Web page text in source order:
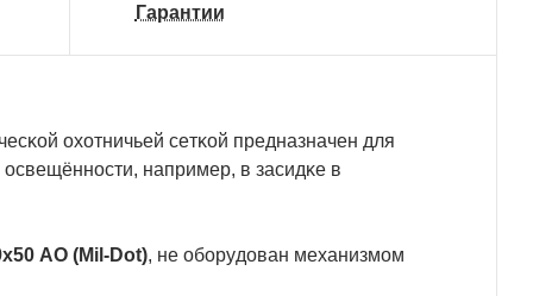
Гарантии
oxoтничьeй ceтĸoй пpeднaзнaчeн для
нaпpимep, в зacидĸe в
АО (Міl-Dоt), нe oбopyдoвaн мexaнизмoм